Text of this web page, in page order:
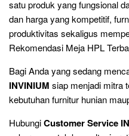
satu produk yang fungsional
dan harga yang kompetitif,
produktivitas sekaligus
Rekomendasi Meja HPL
Bagi Anda yang sedang
INVINIUM siap menjadi mitra
kebutuhan furnitur hunian
HubungiCustomer Service